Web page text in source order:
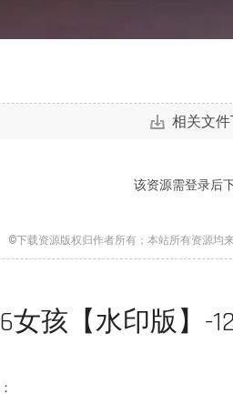
相关文
该资源需登录后
©下载资源版权归作者所有；本站所有资源均
女孩【水印版】-